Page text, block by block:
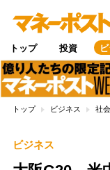
トップ 投資
トップ ビジネス 社会
ビジネス